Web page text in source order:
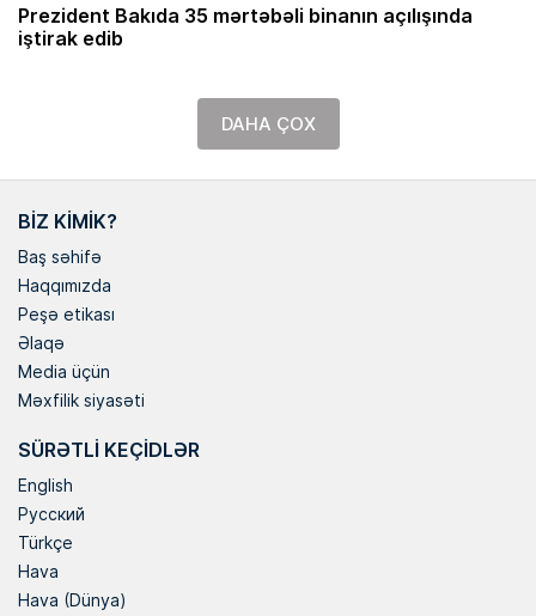
Prezident Bakıda 35 mərtəbəli binanın açılışında
iştirak edib
DAHA ÇOX
BIZ KIMIK?
Baş səhifə
Haqqımızda
Peşə etikası
Əlaqə
Media üçün
Məxfilik siyasəti
SÜRƏTLI KEÇIDLƏR
English
Русский
Türkçe
Hava
Hava (Dünya)